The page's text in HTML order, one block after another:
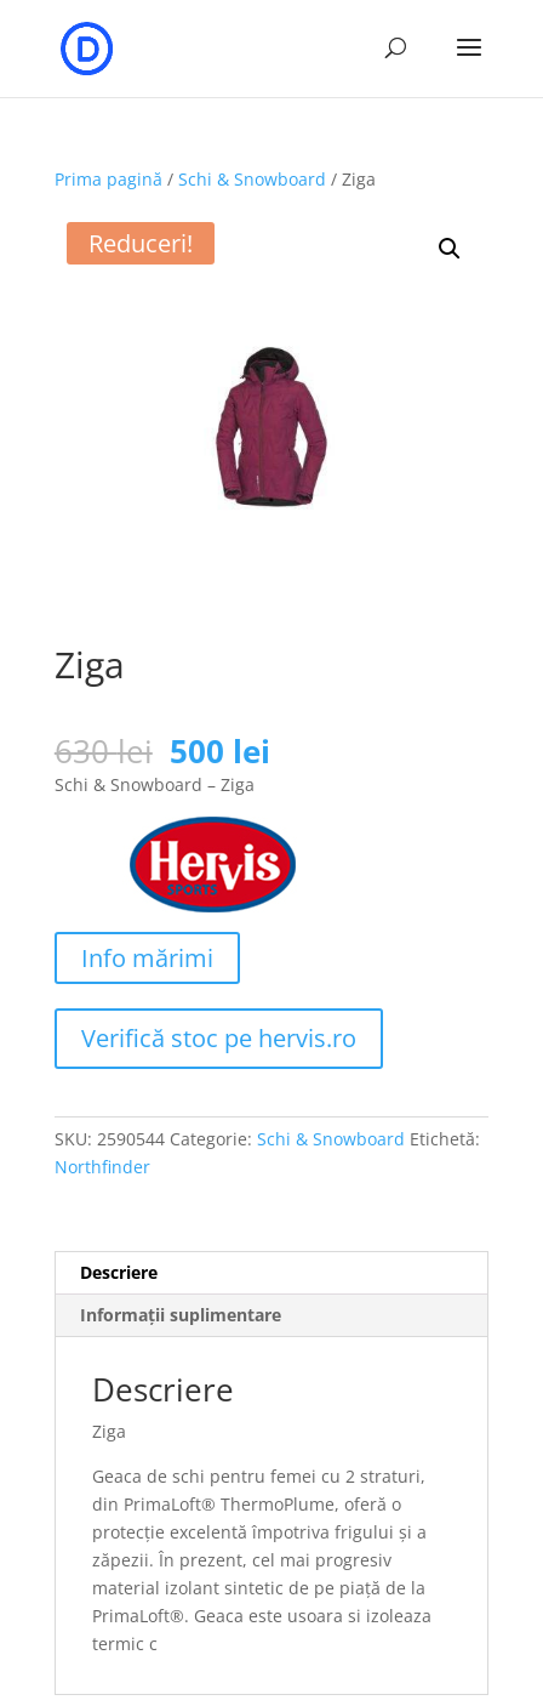
Prima pagină / Schi & Snowboard / Ziga
Reduceri!
Ziga
630lei Prețul
inițial
a
fost:
630 lei.
500 lei
500 lei.
Schi & Snowboard – Ziga
Info mărimi
Verifică stoc pe hervis.ro
SKU: 2590544 Categorie: Schi & Snowboard Etichetă:
Northfinder
Descriere
Informații suplimentare
Descriere
Ziga
Geaca de schi pentru femei cu 2 straturi,
din PrimaLoft® ThermoPlume, oferă o
protecție excelentă împotriva frigului și a
zăpezii. În prezent, cel mai progresiv
material izolant sintetic de pe piață de la
PrimaLoft®. Geaca este usoara si izoleaza
termic c